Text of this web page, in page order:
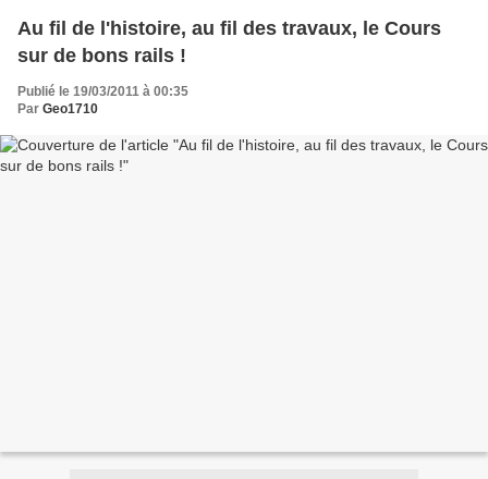
Au fil de l'histoire, au fil des travaux, le Cours
sur de bons rails !
Publié le 19/03/2011 à 00:35
Par Geo1710